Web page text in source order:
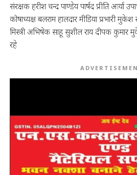
संरक्षक हरीश चन्द पाण्डेय पार्षद प्रीति आर्या
कोषाध्यक्ष बलराम हालदार मीडिया प्रभारी
मिस्त्री अभिषेक साहू सुशील राय दीपक कुमार
रहे